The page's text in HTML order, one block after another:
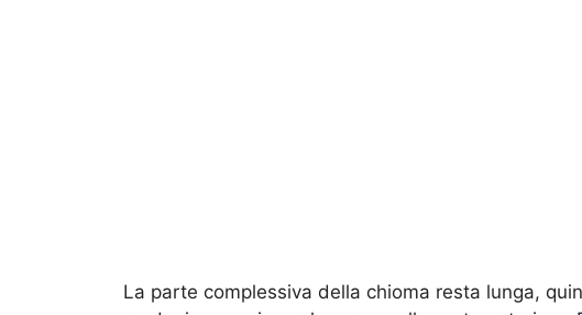
La parte complessiva della chioma resta lunga,